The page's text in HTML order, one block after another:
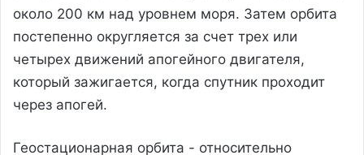
около 200 км над уровнем моря. Затем орбита
постепенно округляется за счет трех или
четырех движений апогейного двигателя,
который зажигается, когда спутник проходит
через апогей.
Геостационарная орбита - относительно